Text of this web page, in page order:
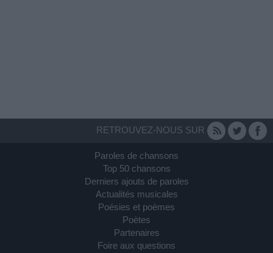
RETROUVEZ-NOUS SUR
Paroles de chansons
Top 50 chansons
Derniers ajouts de paroles
Actualités musicales
Poésies et poèmes
Poètes
Partenaires
Foire aux questions